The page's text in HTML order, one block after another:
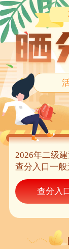
2026年二级
查分入口一般
查分入